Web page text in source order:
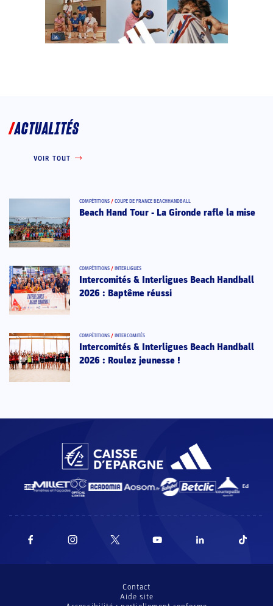
ACTUALITÉS
VOIR TOUT
COMPÉTITIONS / COUPE DE FRANCE BEACHHANDBALL
Beach Hand Tour - La Gironde rafle la mise
COMPÉTITIONS / INTERLIGUES
Intercomités & Interligues Beach Handball
2026 : Baptême réussi
COMPÉTITIONS / INTERCOMITÉS
Intercomités & Interligues Beach Handball
2026 : Roulez jeunesse !
Contact
Aide site